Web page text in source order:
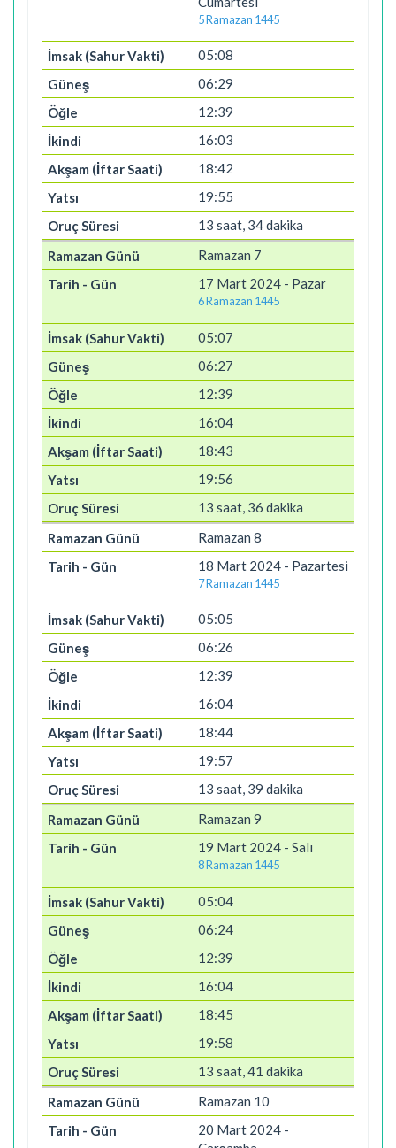
5 Ramazan 1445
05:08
06:29
12:39
16:03
18:42
19:55
13 saat, 34 dakika
Ramazan 7
17 Mart 2024 - Pazar
6 Ramazan 1445
05:07
06:27
12:39
16:04
18:43
19:56
13 saat, 36 dakika
Ramazan 8
18 Mart 2024 - Pazartesi
7 Ramazan 1445
05:05
06:26
12:39
16:04
18:44
19:57
13 saat, 39 dakika
Ramazan 9
19 Mart 2024 - Salı
8 Ramazan 1445
05:04
06:24
12:39
16:04
18:45
19:58
13 saat, 41 dakika
Ramazan 10
20 Mart 2024 -